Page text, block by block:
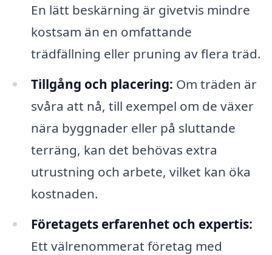
En lätt beskärning är givetvis mindre
kostsam än en omfattande
trädfällning eller pruning av flera träd.
Tillgång och placering: Om träden är
svåra att nå, till exempel om de växer
nära byggnader eller på sluttande
terräng, kan det behövas extra
utrustning och arbete, vilket kan öka
kostnaden.
Företagets erfarenhet och expertis:
Ett välrenommerat företag med